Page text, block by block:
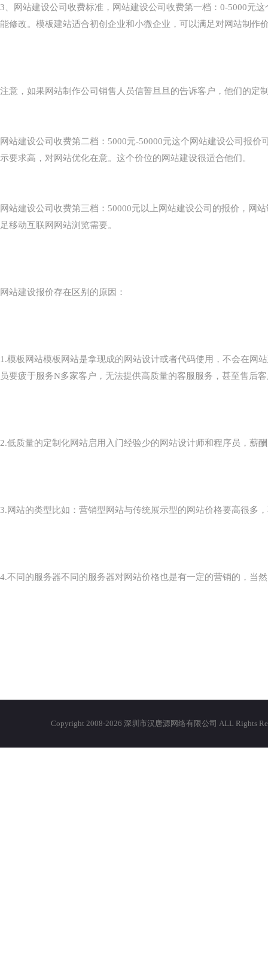
3、网站建设公司收费标准，网站建设公司收费第一档：0-5000元
能修改。模板建站适合初创企业和小微企业，可以满足对网站制
注意，如果网站制作公司销售人员信誓旦旦的告诉客户，他们的定
网站建设公司收费第二档：5000元-50000元这个网站建设公司报
示要求高，对网站优化在意。这个价位的网站建设很适合他们。
网站建设公司收费第三档：50000元以上网站建设公司的报价，网
足移动互联网网站浏览需要。
网站建设报价存在区别的原因：
1.模板网站模板网站是拿现成的网站设计或者代码使用，不会在网
员要疲于服务N多家客户，无法提供高质量的客服服务，甚至售后
2.低质量的定制化网站启用入门经验少的网站设计师和程序员，薪
3.网站的类型比如：营销型网站与传统展示型的网站价格要高很多
4.不同的服务器不同的服务器对网站价格也是有一定的营销的，当
Copyright 2008-2026 深圳市汉唐源网络有限公司 ALL Rights